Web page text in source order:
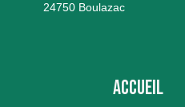
24750 Boulazac
ACCUEIL